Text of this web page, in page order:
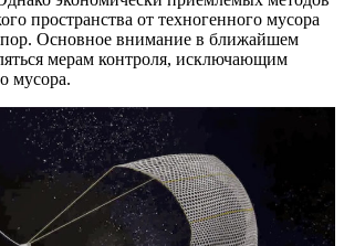
пространства от техногенного мусора
Основное внимание в ближайшем
мерам контроля, исключающим
мусора.